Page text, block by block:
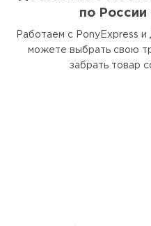
по России
Работаем с PonyExpress
можете выбрать свою
забрать товар